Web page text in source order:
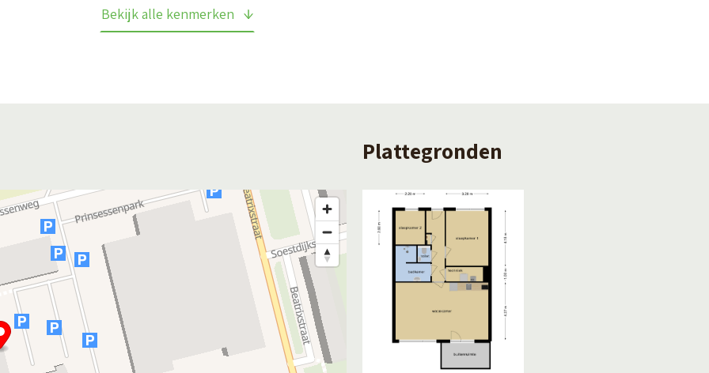
u voor 75% meetellen.Bekijk alle kenmerken
Plattegronden